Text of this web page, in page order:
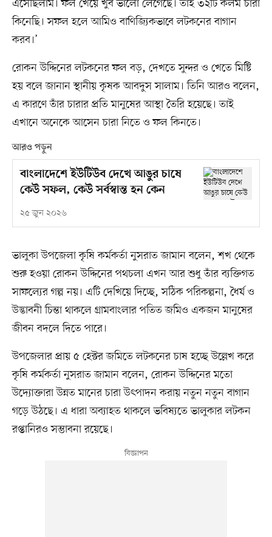
এসেছিলাম। ফল খেয়ে খুব ভালো লেগেছে। তাই ৩২টি কলম চারা
কিনেছি। সফল হলে আমিও বাণিজ্যিকভাবে লটকনের বাগান
করব।’
রোকন উদ্দিনের লটকনের ফল বড়, দেখতে সুন্দর ও খেতে মিষ্টি
হয় বলে জানান স্থানীয় কৃষক আবদুস সালাম। তিনি আরও বলেন,
এ কারণে তাঁর চারার প্রতি মানুষের আস্থা তৈরি হয়েছে। তাই
এখানে অনেকে আসেন চারা নিতে ও ফল কিনতে।
আরও পড়ুন
বাংলাদেশে ইউটিউব দেখে আঙুর চাষে
কেউ সফল, কেউ সর্বস্বান্ত হন কেন
২৫ জুন ২০২৬
ভালুকা উপজেলা কৃষি কর্মকর্তা নুসরাত জামান বলেন, শখ থেকে
শুরু হওয়া রোকন উদ্দিনের পথচলা এখন আর শুধু তাঁর ব্যক্তিগত
সাফল্যের গল্প নয়। এটি দেখিয়ে দিচ্ছে, সঠিক পরিকল্পনা, ধৈর্য ও
উদ্ভাবনী চিন্তা থাকলে গ্রামবাংলার পতিত জমিও একজন মানুষের
জীবন বদলে দিতে পারে।
উপজেলার প্রায় ৫ হেক্টর জমিতে লটকনের চাষ হচ্ছে উল্লেখ করে
কৃষি কর্মকর্তা নুসরাত জামান বলেন, রোকন উদ্দিনের মতো
উদ্যোক্তারা উন্নত মানের চারা উৎপাদন করায় নতুন নতুন বাগান
গড়ে উঠছে। এ ধারা অব্যাহত থাকলে ভবিষ্যতে ভালুকার লটকন
রপ্তানিরও সম্ভাবনা রয়েছে।